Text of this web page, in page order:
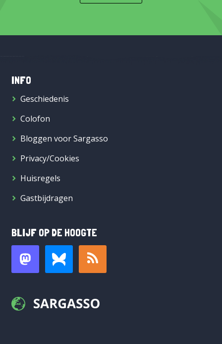
INFO
Geschiedenis
Colofon
Bloggen voor Sargasso
Privacy/Cookies
Huisregels
Gastbijdragen
BLIJF OP DE HOOGTE